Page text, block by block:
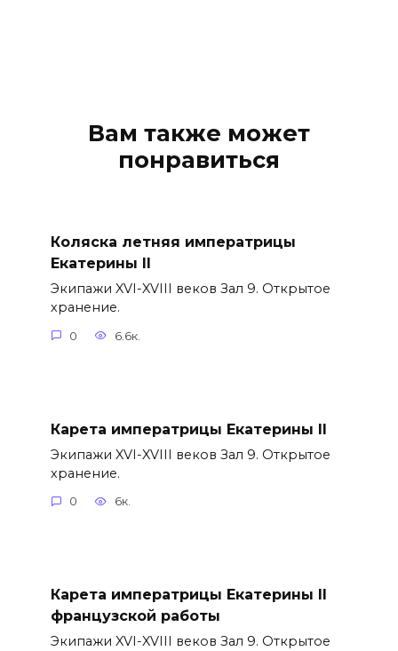
Вам также может
понравиться
Коляска летняя императрицы
Екатерины II
Экипажи XVI-XVIII веков Зал 9. Открытое
хранение.
0 6.6к.
Карета императрицы Екатерины II
Экипажи XVI-XVIII веков Зал 9. Открытое
хранение.
0 6к.
Карета императрицы Екатерины II
французской работы
Экипажи XVI-XVIII веков Зал 9. Открытое